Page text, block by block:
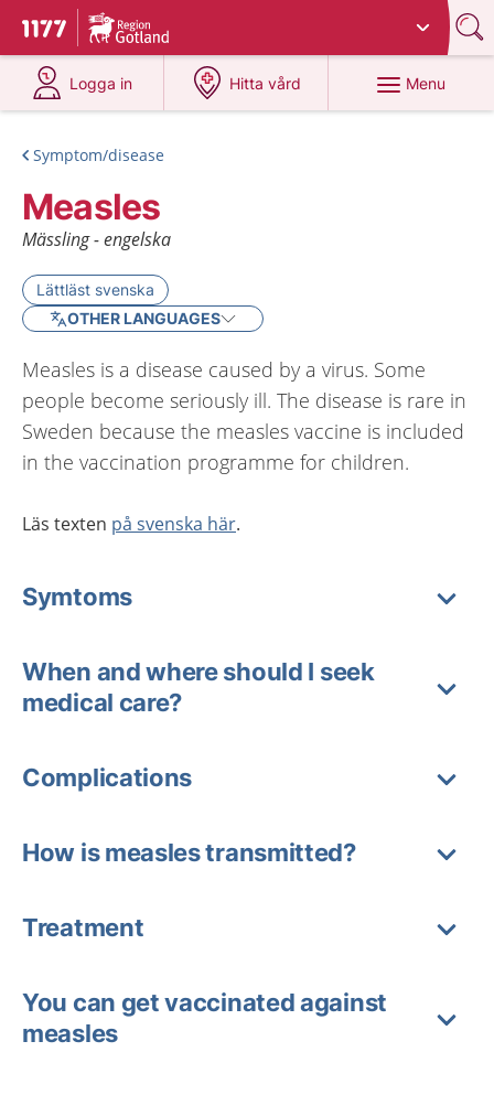
To start page for 1177
Du har valt region
Logga in
at 1177.se
Hitta vård
at 1177.se
Menu
Symptom/disease
Measles
Mässling - engelska
Lättläst svenska
OTHER LANGUAGES
Measles is a disease caused by a virus. Some
people become seriously ill. The disease is rare in
Sweden because the measles vaccine is included
in the vaccination programme for children.
Läs texten på svenska här.
Symtoms
When and where should I seek
medical care?
Complications
How is measles transmitted?
Treatment
You can get vaccinated against
measles